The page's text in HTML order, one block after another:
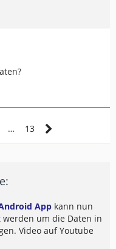
… 13
App kann nun
um die Daten in
Video auf Youtube